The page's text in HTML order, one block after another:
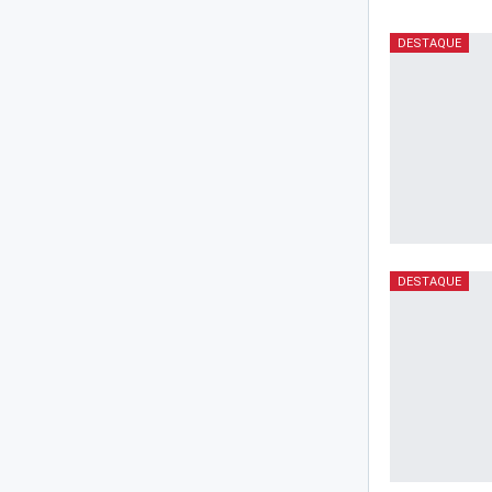
DESTAQUE
DESTAQUE